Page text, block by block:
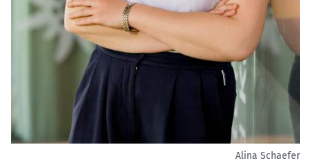
Alina Schaefer